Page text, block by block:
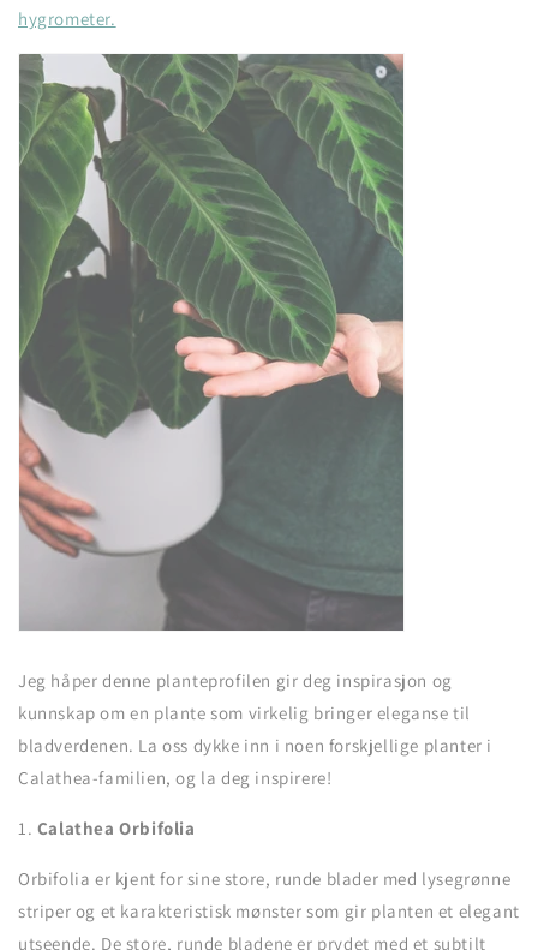
hygrometer.
Jeg håper denne planteprofilen gir deg inspirasjon og
kunnskap om en plante som virkelig bringer eleganse til
bladverdenen. La oss dykke inn i noen forskjellige planter i
Calathea-familien, og la deg inspirere!
1. Calathea Orbifolia
Orbifolia er kjent for sine store, runde blader med lysegrønne
striper og et karakteristisk mønster som gir planten et elegant
utseende. De store, runde bladene er prydet med et subtilt